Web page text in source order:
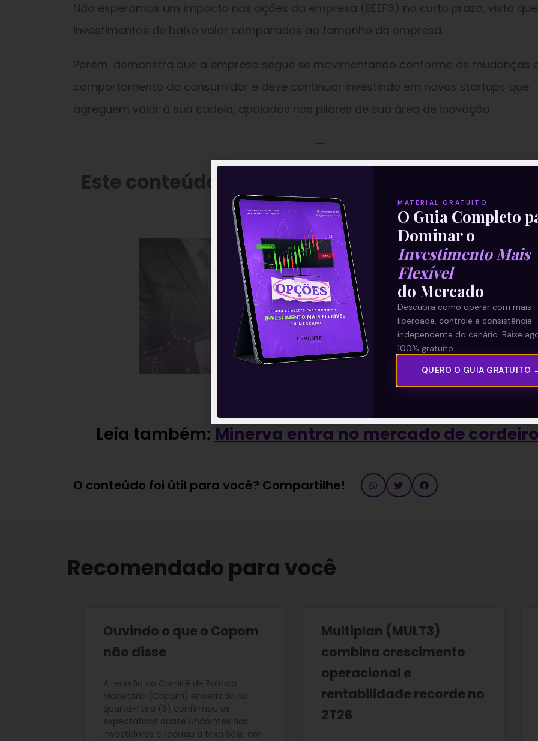
Não esperamos um impacto nas ações da empresa (BEEF3) no curto prazo, visto
investimentos de baixo valor comparados ao tamanho da empresa.
Porém, demonstra que a empresa segue se movimentando conforme as mudanças
comportamento do consumidor e deve continuar investindo em novas startups que
agreguem valor à sua cadeia, apoiados nos pilares de sua área de inovação.
—
Este conteúdo faz parte da nossa Newsletter
Com Isso’
Leia também: Minerva entra no mercado de cordeiro
O conteúdo foi útil para você? Compartilhe!
Recomendado para você
Ouvindo o que o Copom
não disse
A reunião do Comitê de Política
Monetária (Copom) encerrada na
quarta-feira (5) confirmou as
expectativas quase unânimes dos
investidores e reduziu a taxa Selic em
Multiplan (MULT3)
combina crescimento
operacional e
rentabilidade recorde no
2T26
MATERIAL GRATUITO
O Guia Completo
Dominar o
Investimento Mais
Flexível
do Mercado
Descubra como operar com mais
liberdade, controle e consistência
independente do cenário. Baixe
100% gratuito.
QUERO O GUIA GRATUITO